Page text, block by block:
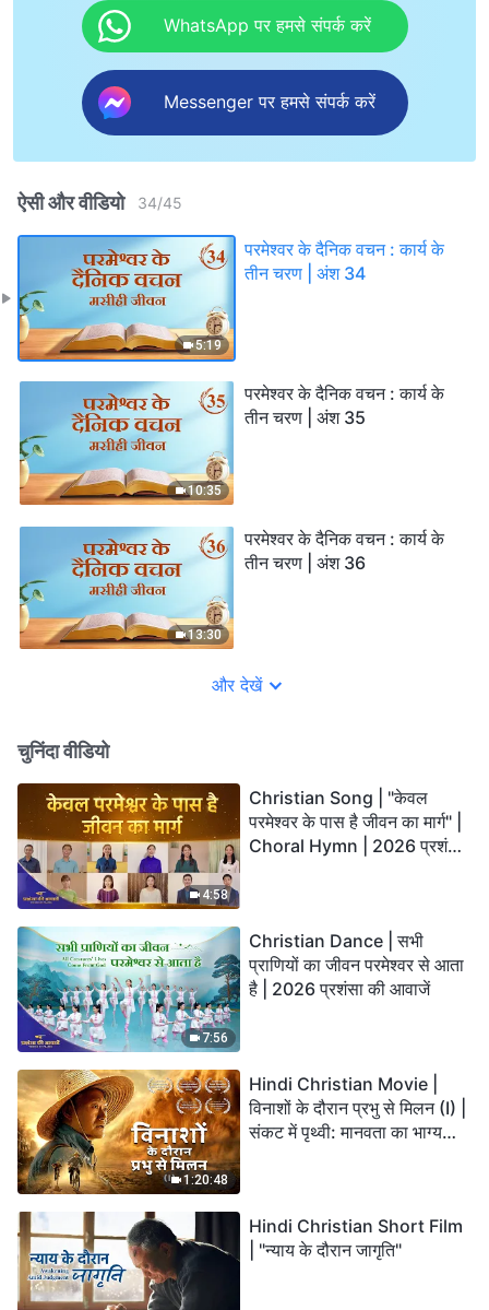
WhatsApp पर हमसे संपर्क करें
Messenger पर हमसे संपर्क करें
ऐसी और वीडियो 34/45
5:19
परमेश्वर के दैनिक वचन : कार्य के
तीन चरण | अंश 34
10:35
परमेश्वर के दैनिक वचन : कार्य के
तीन चरण | अंश 35
13:30
परमेश्वर के दैनिक वचन : कार्य के
तीन चरण | अंश 36
और देखें
चुनिंदा वीडियो
4:58
Christian Song | "केवल
परमेश्वर के पास है जीवन का मार्ग" |
Choral Hymn | 2026 प्रशंसा
7:56
Christian Dance | सभी
प्राणियों का जीवन परमेश्वर से आता
है | 2026 प्रशंसा की आवाजें
1:20:48
Hindi Christian Movie |
विनाशों के दौरान प्रभु से मिलन (I) |
संकट में पृथ्वी: मानवता का भाग्य
Hindi Christian Short Film
| "न्याय के दौरान जागृति"